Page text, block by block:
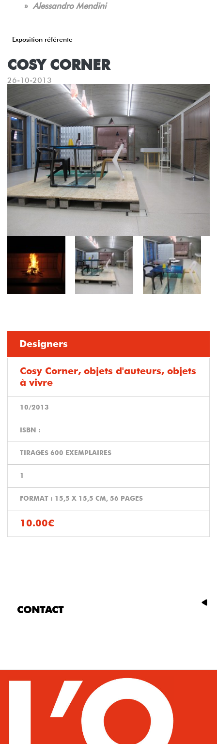
» Alessandro Mendini
Exposition référente
COSY CORNER
26-10-2013
Précédent
Designers
Cosy Corner, objets d'auteurs, objets
à vivre
10/2013
ISBN :
TIRAGES 600 EXEMPLAIRES
1
FORMAT : 15,5 X 15,5 CM, 56 PAGES
10.00€
CONTACT